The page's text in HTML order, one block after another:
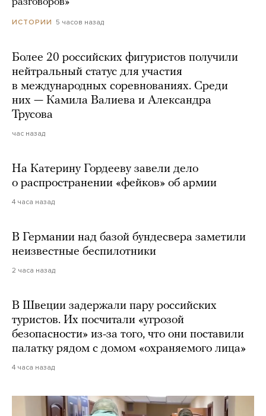
ИСТОРИИ 5 часов назад
Более 20 российских фигуристов получили
нейтральный статус для участия
в международных соревнованиях. Среди
них — Камила Валиева и Александра
Трусова
час назад
На Катерину Гордееву завели дело
о распространении «фейков» об армии
4 часа назад
В Германии над базой бундесвера заметили
неизвестные беспилотники
2 часа назад
В Швеции задержали пару российских
туристов. Их посчитали «угрозой
безопасности» из-за того, что они поставили
палатку рядом с домом «охраняемого лица»
4 часа назад